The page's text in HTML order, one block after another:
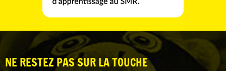
NE RESTEZ PAS SUR LA TOUCHE